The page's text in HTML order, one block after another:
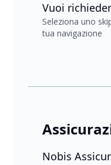
Vuoi
Seleziona uno
tua navigazione
Nobis